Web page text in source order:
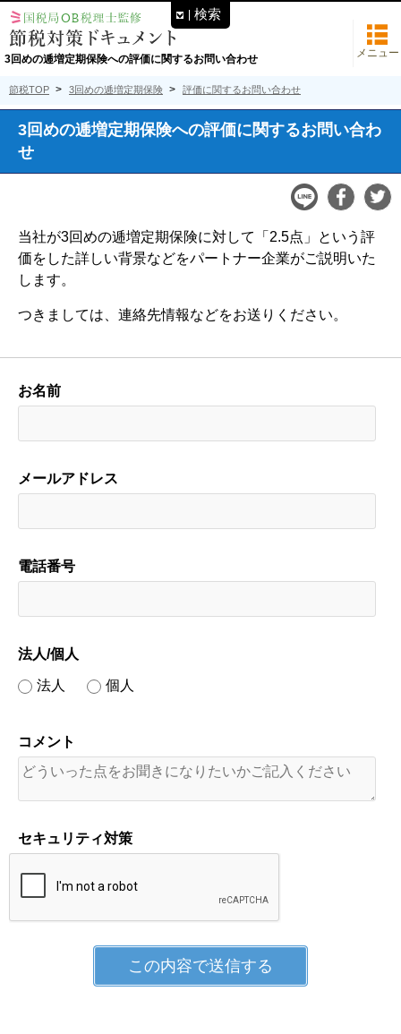
3回めの逓増定期保険への評価に関するお問い合わせ メニュー
節税TOP 3回めの逓増定期保険 評価に関するお問い合わせ
3回めの逓増定期保険への評価に関するお問い合わ
せ
当社が3回めの逓増定期保険に対して「2.5点」という評
価をした詳しい背景などをパートナー企業がご説明いた
します。
つきましては、連絡先情報などをお送りください。
お名前
メールアドレス
電話番号
法人/個人
法人 個人
コメント
セキュリティ対策
検索